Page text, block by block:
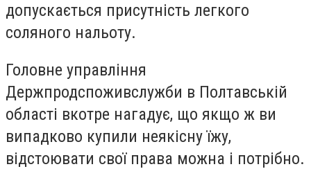
допускається присутність легкого
соляного нальоту.
Головне управління
Держпродспоживслужби в Полтавській
області вкотре нагадує, що якщо ж ви
випадково купили неякісну їжу,
відстоювати свої права можна і потрібно.